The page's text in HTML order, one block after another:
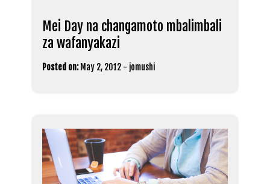
Mei Day na changamoto mbalimbali
za wafanyakazi
Posted on: May 2, 2012 - jomushi